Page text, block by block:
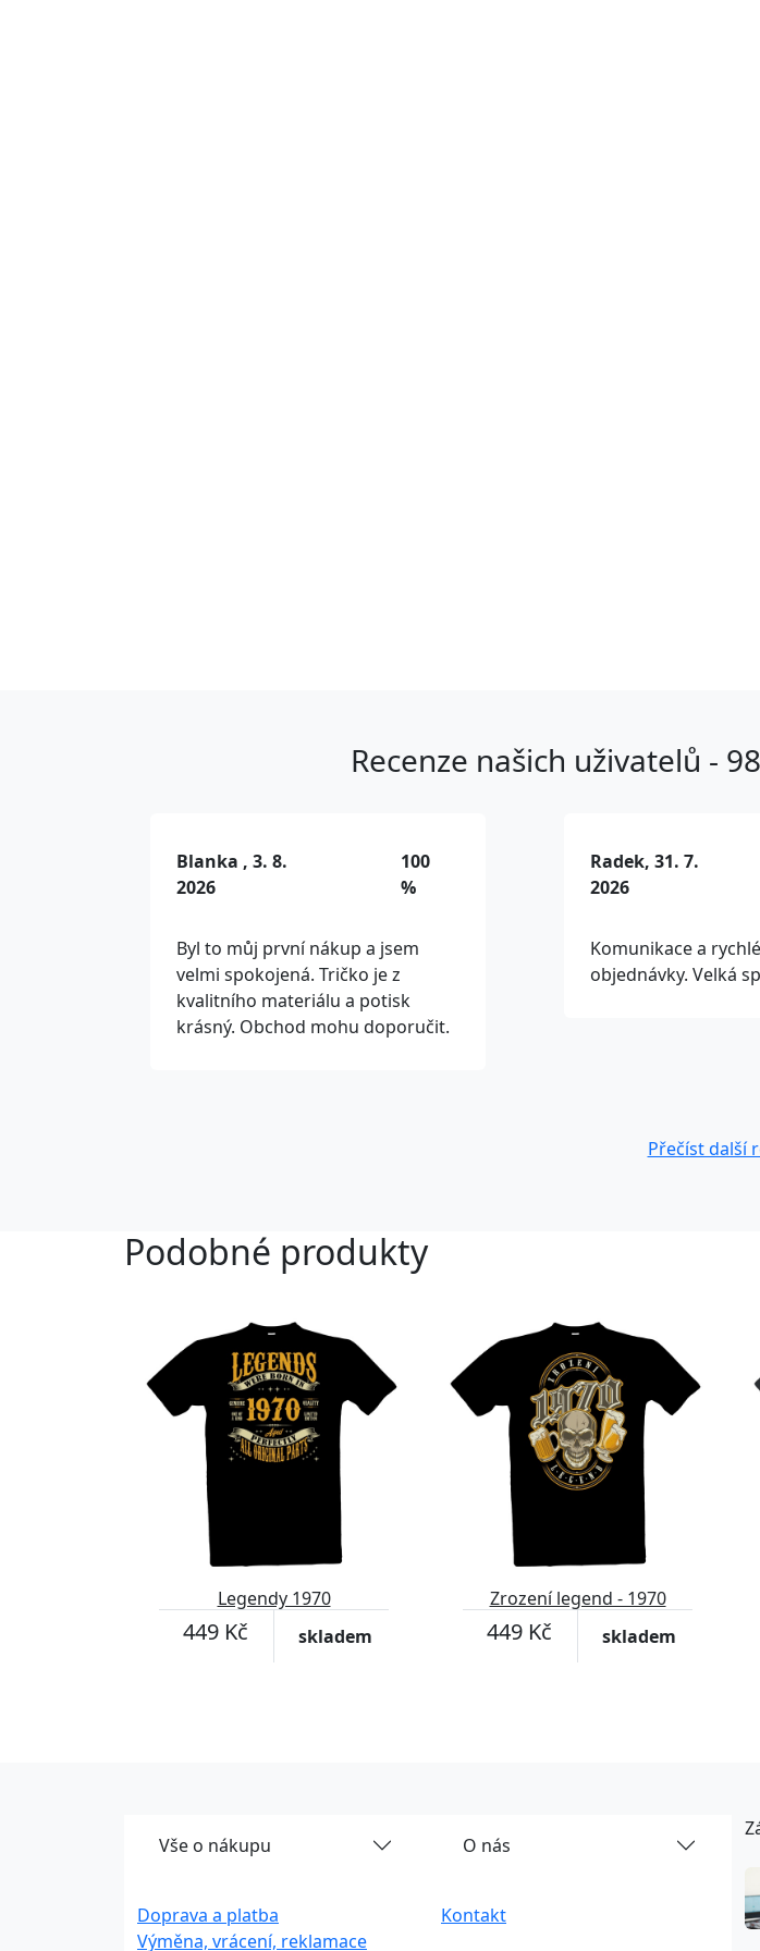
Recenze našich uživatelů -
Blanka , 3. 8.
2026
100
%
Byl to můj první nákup a jsem
velmi spokojená. Tričko je z
kvalitního materiálu a potisk
krásný. Obchod mohu doporučit.
Radek, 31. 7.
2026
Komunikace a
objednávky. Velká
Přečíst další
Podobné produkty
Legendy 1970
449 Kč skladem
Zrození legend - 1970
449 Kč skladem
Vše o nákupu
Doprava a platba
Výměna, vrácení, reklamace
O nás
Kontakt